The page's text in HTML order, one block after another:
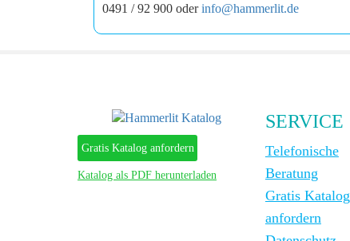
0491 / 92 900 oderinfo@hammerlit.de
Gratis Katalog anfordern
Katalog als PDF herunterladen
SERVICE
Telefonische
Beratung
Gratis Katalog
anfordern